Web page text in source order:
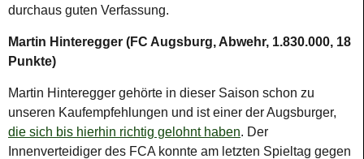
durchaus guten Verfassung.
Martin Hinteregger (FC Augsburg, Abwehr, 1.830.000, 18
Punkte)
Martin Hinteregger gehörte in dieser Saison schon zu
unseren Kaufempfehlungen und ist einer der Augsburger,
die sich bis hierhin richtig gelohnt haben. Der
Innenverteidiger des FCA konnte am letzten Spieltag gegen